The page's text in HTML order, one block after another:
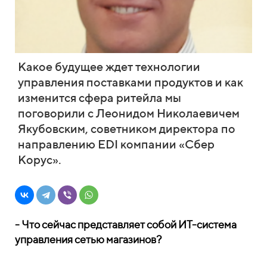
Какое будущее ждет технологии
управления поставками продуктов и как
изменится сфера ритейла мы
поговорили с Леонидом Николаевичем
Якубовским, советником директора по
направлению EDI компании «Сбер
Корус».
- Что сейчас представляет собой ИТ-система
управления сетью магазинов?